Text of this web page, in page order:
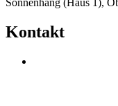
Sonnenhang (Haus 1),
Kontakt